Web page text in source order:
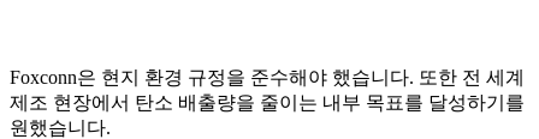
Foxconn은 현지 환경 규정을 준수해야 했습니다. 또한 전 세계
제조 현장에서 탄소 배출량을 줄이는 내부 목표를 달성하기를
원했습니다.